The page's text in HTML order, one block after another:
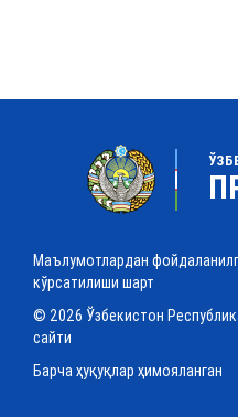
Маълумотлардан
кўрсатилиши шарт
© 2026 Ўзбекистон
сайти
Барча ҳуқуқлар ҳимояланган